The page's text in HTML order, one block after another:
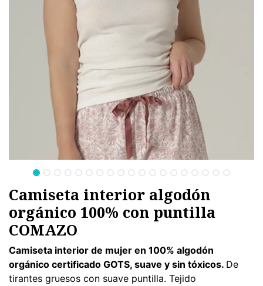
Camiseta interior algodón
orgánico 100% con puntilla
COMAZO
Camiseta interior de mujer en 100% algodón
orgánico certificado GOTS, suave y sin tóxicos. De
tirantes gruesos con suave puntilla. Tejido